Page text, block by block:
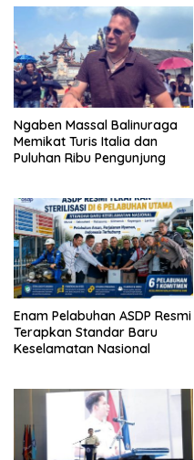
Ngaben Massal Balinuraga
Memikat Turis Italia dan
Puluhan Ribu Pengunjung
Enam Pelabuhan ASDP Resmi
Terapkan Standar Baru
Keselamatan Nasional